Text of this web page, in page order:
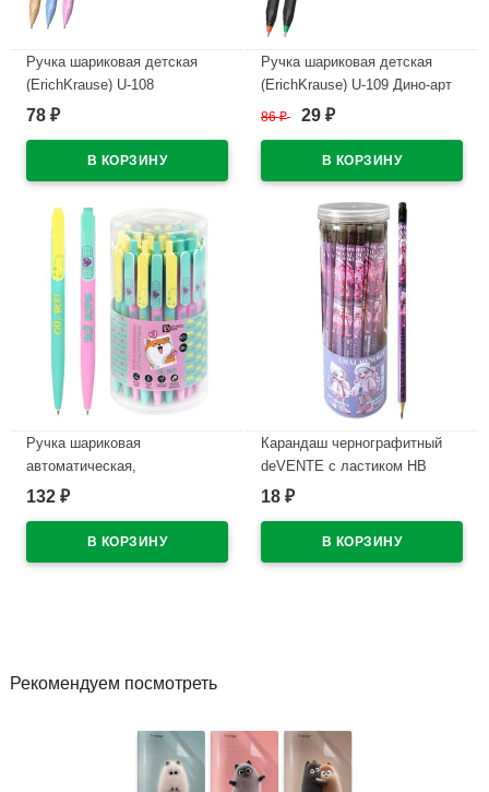
Ручка шариковая детская
(ErichKrause) U-108
Объедение (Yummy) синий,
78 ₽
Ручка шариковая детская
(ErichKrause) U-109 Дино-арт
(Dino Art) синий, 1,0/0,3мм,
86₽ 29 ₽
Ручка шариковая
автоматическая,
непрозрачный корпус
0,7мм арт.69544 (Ст.30)
132 ₽
Карандаш чернографитный
deVENTE с ластиком HB
Триолино (Triolino) Амай
трехгранный арт.5032605
18 ₽
Рекомендуем посмотреть